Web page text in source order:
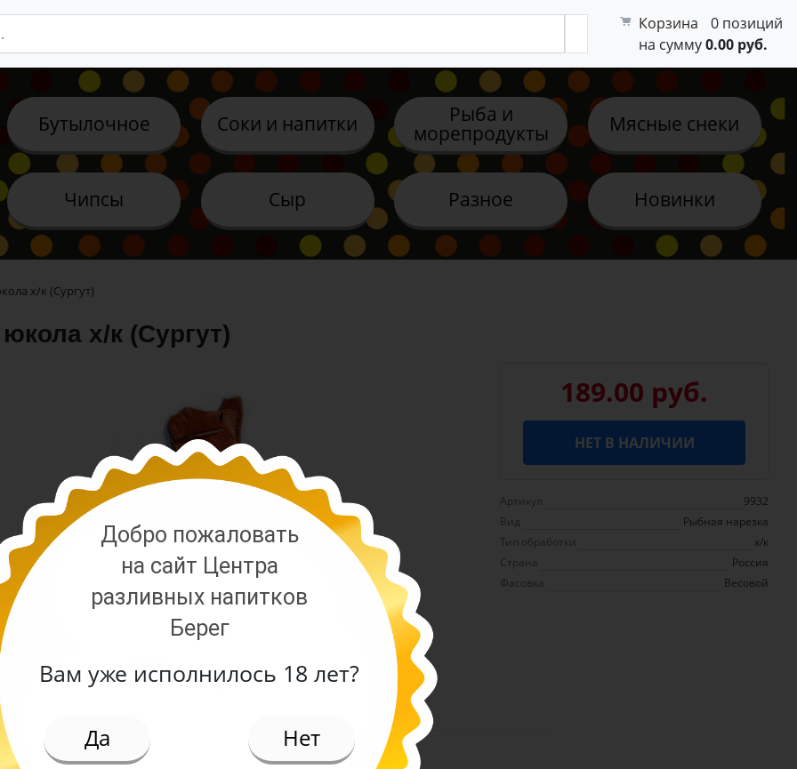
Корзина
0 позиций
на сумму0.00 руб.
Бутылочное Соки и напитки Рыба и
морепродукты Мясные снеки
Чипсы Сыр Разное Новинки
х/к (Сургут)
х/к (Сургут)
189.00 руб.
НЕТ В НАЛИЧИИ
Артикул
9932
Вид
Рыбная нарезка
Тип обработки
х/к
Страна
Россия
Фасовка
Весовой
Добро пожаловать
на сайт Центра
разливных напитков
Берег
Вам уже исполнилось 18 лет?
Да Нет